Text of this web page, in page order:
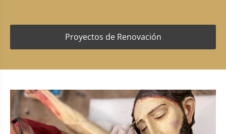
Proyectos de Renovación